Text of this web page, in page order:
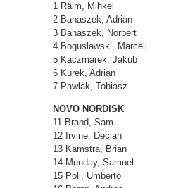
1 Räim, Mihkel
2 Banaszek, Adrian
3 Banaszek, Norbert
4 Boguslawski, Marceli
5 Kaczmarek, Jakub
6 Kurek, Adrian
7 Pawlak, Tobiasz
NOVO NORDISK
11 Brand, Sam
12 Irvine, Declan
13 Kamstra, Brian
14 Munday, Samuel
15 Poli, Umberto